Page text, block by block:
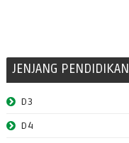
JENJANG PENDIDIKAN
D3
D4